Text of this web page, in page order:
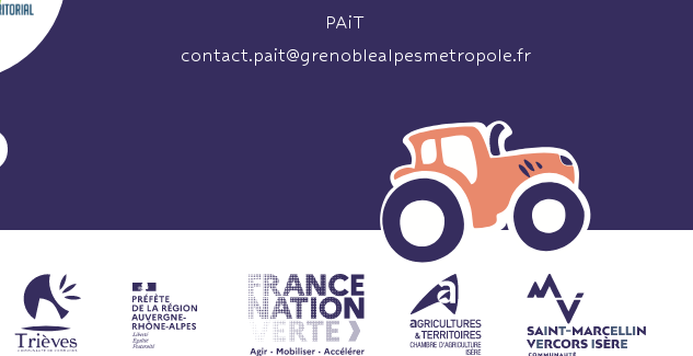
PAiT
contact.pait@grenoblealpesmetropole.fr